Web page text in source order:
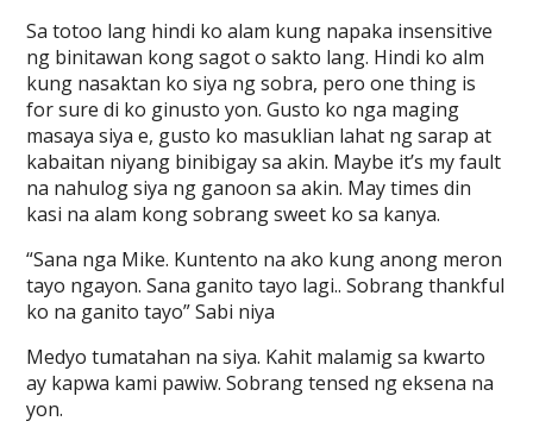
Sa totoo lang hindi ko alam kung napaka insensitive
ng binitawan kong sagot o sakto lang. Hindi ko alm
kung nasaktan ko siya ng sobra, pero one thing is
for sure di ko ginusto yon. Gusto ko nga maging
masaya siya e, gusto ko masuklian lahat ng sarap at
kabaitan niyang binibigay sa akin. Maybe it’s my fault
na nahulog siya ng ganoon sa akin. May times din
kasi na alam kong sobrang sweet ko sa kanya.
“Sana nga Mike. Kuntento na ako kung anong meron
tayo ngayon. Sana ganito tayo lagi.. Sobrang thankful
ko na ganito tayo” Sabi niya
Medyo tumatahan na siya. Kahit malamig sa kwarto
ay kapwa kami pawiw. Sobrang tensed ng eksena na
yon.